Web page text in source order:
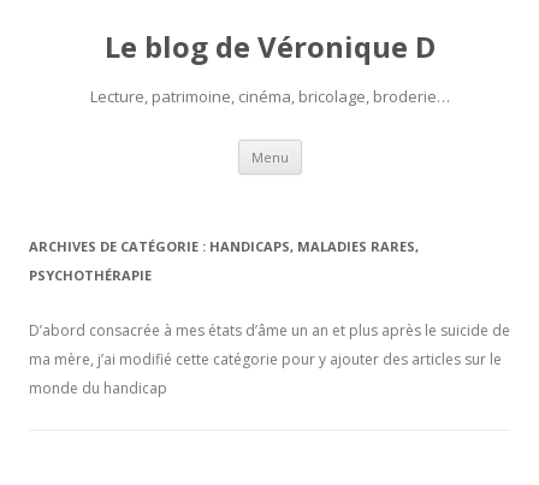
Le blog de Véronique D
Lecture, patrimoine, cinéma, bricolage, broderie…
Menu Aller
contenu
ARCHIVES DE CATÉGORIE : HANDICAPS, MALADIES RARES,
PSYCHOTHÉRAPIE
D’abord consacrée à mes états d’âme un an et plus après le suicide de
ma mère, j’ai modifié cette catégorie pour y ajouter des articles sur le
monde du handicap